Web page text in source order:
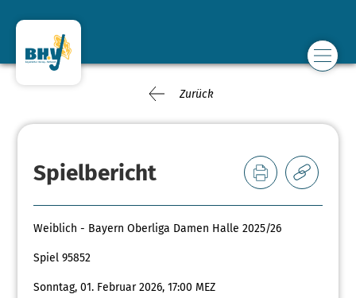
Zurück
Spielbericht
Weiblich - Bayern Oberliga Damen Halle 2025/26
Spiel 95852
Sonntag, 01. Februar 2026, 17:00 MEZ